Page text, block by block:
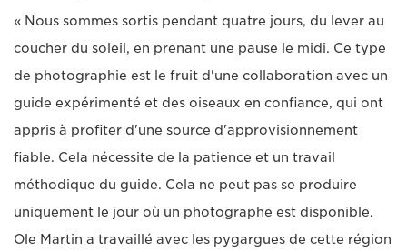
« Nous sommes sortis pendant quatre jours, du lever au
coucher du soleil, en prenant une pause le midi. Ce type
de photographie est le fruit d'une collaboration avec un
guide expérimenté et des oiseaux en confiance, qui ont
appris à profiter d'une source d'approvisionnement
fiable. Cela nécessite de la patience et un travail
méthodique du guide. Cela ne peut pas se produire
uniquement le jour où un photographe est disponible.
Ole Martin a travaillé avec les pygargues de cette région